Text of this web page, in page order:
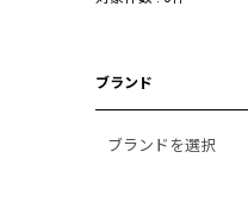
セール
ブランド
ブランドを選択